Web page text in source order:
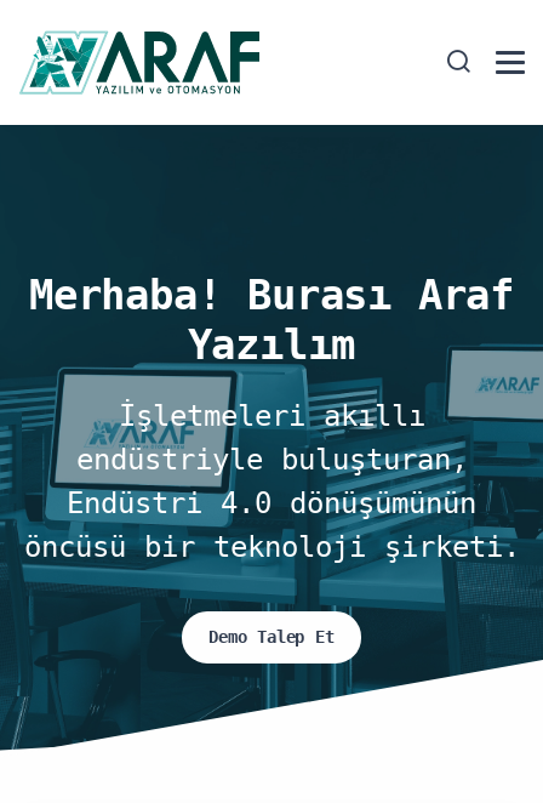
Merhaba! Burası Araf
Yazılım
İşletmeleri akıllı
endüstriyle buluşturan,
Endüstri 4.0 dönüşümünün
öncüsü bir teknoloji şirketi.
Demo Talep Et